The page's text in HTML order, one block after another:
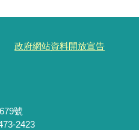
政府網站資料開放宣告
號
2423